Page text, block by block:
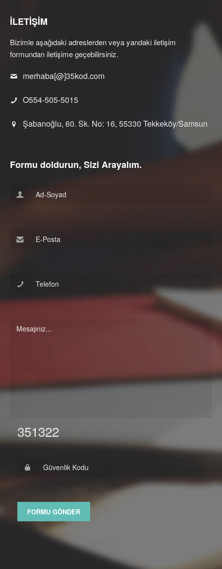
İLETİŞİM
Bizimle aşağıdaki adreslerden veya yandaki iletişim
formundan iletişime geçebilirsiniz.
merhaba[@]35kod.com
O554-505-5015
Şabanoğlu, 60. Sk. No: 16, 55330 Tekkeköy/Samsun
Formu doldurun, Sizi Arayalım.
351322